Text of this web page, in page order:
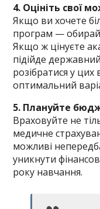
4. Оцініть свої
Якщо ви хочете
програм —
Якщо ж цінуєте
підійде
розібратися у цих
оптимальний
5. Плануйте
Враховуйте не
медичне
можливі
уникнути
року навчання.